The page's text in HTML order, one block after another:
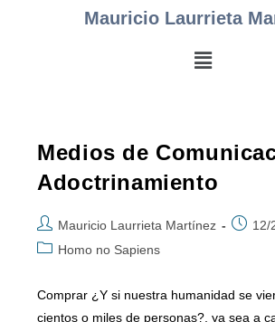
Mauricio Laurrieta
Medios de
Adoctrinamiento
Mauricio Laurrieta Martínez
12/
Homo no Sapiens
Comprar ¿Y si nuestra humanidad se
cientos o miles de personas?, ya sea a